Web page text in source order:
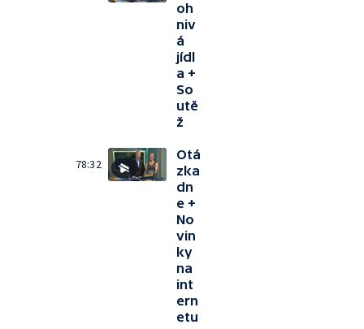
oh
niv
á
jídl
a +
So
utě
ž
78:32
Otá
zka
dn
e +
No
vin
ky
na
int
ern
etu